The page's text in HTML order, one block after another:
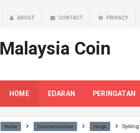
ABOUT CONTACT PRIVACY
Malaysia Coin
HOME EDARAN PERINGATAN
Home Commemorative Harga